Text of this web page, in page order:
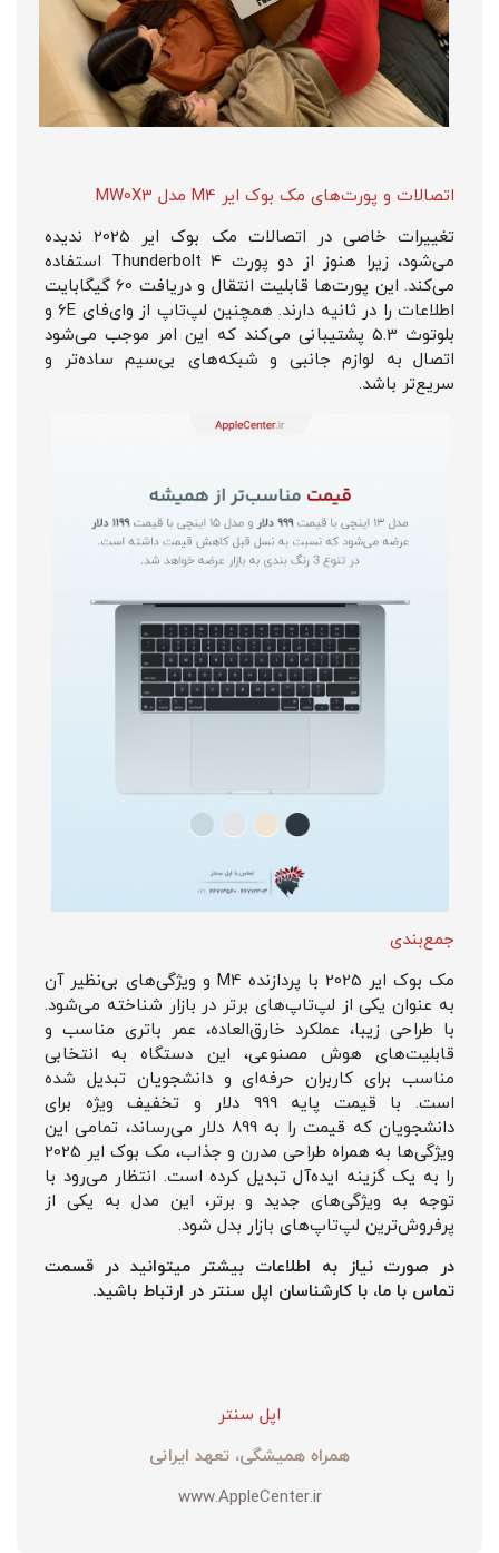
اتصالات و پورت‌های مک بوک ایر M4 مدل MW0X3
تغییرات خاصی در اتصالات مک بوک ایر 2025 ندیده
می‌شود، زیرا هنوز از دو پورت Thunderbolt 4 استفاده
می‌کند. این پورت‌ها قابلیت انتقال و دریافت 60 گیگابایت
اطلاعات را در ثانیه دارند. همچنین لپ‌تاپ از وای‌فای 6E و
بلوتوث 5.3 پشتیبانی می‌کند که این امر موجب می‌شود
اتصال به لوازم جانبی و شبکه‌های بی‌سیم ساده‌تر و
سریع‌تر باشد.
جمع‌بندی
مک بوک ایر 2025 با پردازنده M4 و ویژگی‌های بی‌نظیر آن
به عنوان یکی از لپ‌تاپ‌های برتر در بازار شناخته می‌شود.
با طراحی زیبا، عملکرد خارق‌العاده، عمر باتری مناسب و
قابلیت‌های هوش مصنوعی، این دستگاه به انتخابی
مناسب برای کاربران حرفه‌ای و دانشجویان تبدیل شده
است. با قیمت پایه 999 دلار و تخفیف ویژه برای
دانشجویان که قیمت را به 899 دلار می‌رساند، تمامی این
ویژگی‌ها به همراه طراحی مدرن و جذاب، مک بوک ایر 2025
را به یک گزینه ایده‌آل تبدیل کرده است. انتظار می‌رود با
توجه به ویژگی‌های جدید و برتر، این مدل به یکی از
پرفروش‌ترین لپ‌تاپ‌های بازار بدل شود.
در صورت نیاز به اطلاعات بیشتر میتوانید در قسمت
تماس با ما، با کارشناسان اپل سنتر در ارتباط باشید.
اپل سنتر
همراه همیشگی، تعهد ایرانی
www.AppleCenter.ir